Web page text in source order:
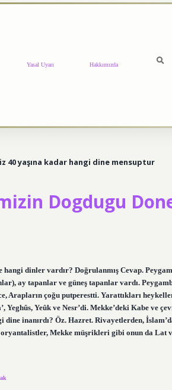
Yasal Uyarı Hakkımızda
40 yaşına kadar hangi dine mensuptur
Dogdugu
hangi dinler vardır? Doğrulanmış Cevap.
ay tapanlar ve güneş tapanlar vardı.
Arapların çoğu putperestti. Yarattıkları
Yeghûs, Yeûk ve Nesr’di. Mekke’deki Kabe ve
dine inanırdı? Öz. Hazret. Rivayetlerden,
Mekke müşrikleri gibi onun da Lat